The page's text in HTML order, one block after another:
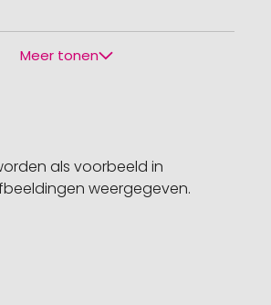
Meer tonen
als voorbeeld in
weergegeven.